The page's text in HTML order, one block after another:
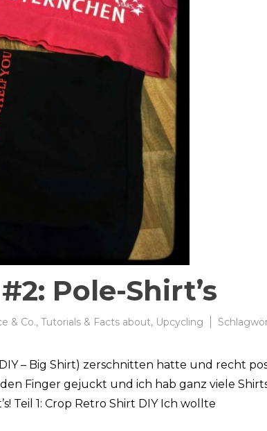
Pole-Shirt’s
& Co., Tutorials & Facts about, Upcycling
– Big Shirt) zerschnitten hatte und recht
Finger gejuckt und ich hab ganz viele
Teil 1: Crop Retro Shirt DIY Ich wollte